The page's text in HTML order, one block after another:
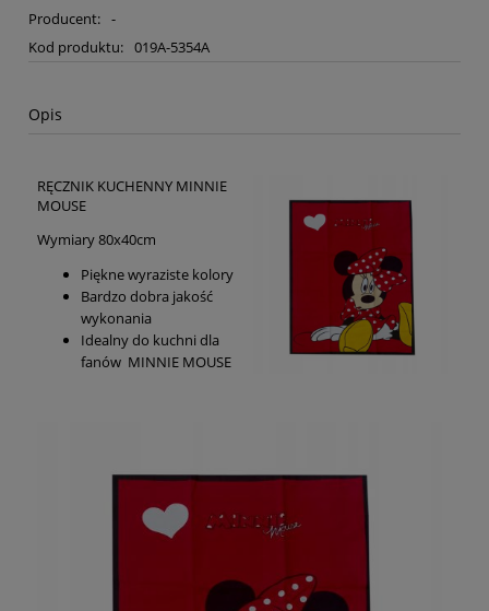
Producent: -
Kod produktu: 019A-5354A
Opis
RĘCZNIK KUCHENNY MINNIE
MOUSE
Wymiary 80x40cm
Piękne wyraziste kolory
Bardzo dobra jakość
wykonania
Idealny do kuchni dla
fanów MINNIE MOUSE